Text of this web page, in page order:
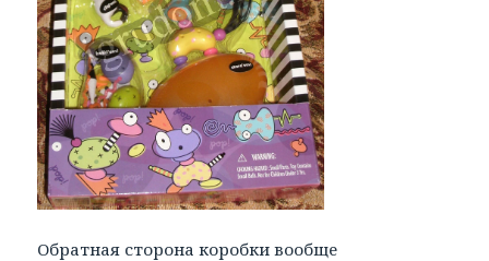
Обратная сторона коробки вообще